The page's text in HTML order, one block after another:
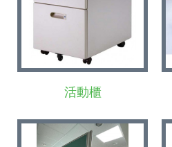
活動櫃